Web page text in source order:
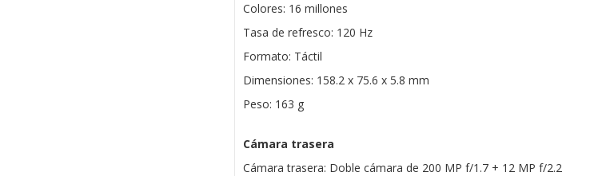
Colores: 16 millones
Tasa de refresco: 120 Hz
Formato: Táctil
Dimensiones: 158.2 x 75.6 x 5.8 mm
Peso: 163 g
Cámara trasera
Cámara trasera: Doble cámara de 200 MP f/1.7 + 12 MP f/2.2